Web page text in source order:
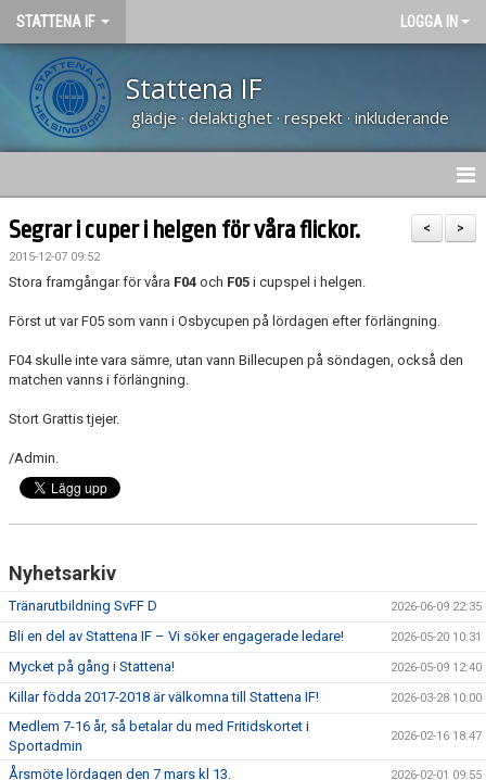
STATTENA IF LOGGA IN
Stattena IF
glädje · delaktighet · respekt · inkluderande
HEM
NYHETER
TRÄNARUTBILDNING SVFF D
OM KLUBBEN
VÅRA LAG
AVGIFTER
FÖRENINGSSHOP
KONTAKT
STATTENA CUP
>
<
Segrar i cuper i helgen för våra flickor.
2015-12-07 09:52
Stora framgångar för våra F04 och F05 i cupspel i helgen.
Först ut var F05 som vann i Osbycupen på lördagen efter förlängning.
F04 skulle inte vara sämre, utan vann Billecupen på söndagen, också den
matchen vanns i förlängning.
Stort Grattis tjejer.
/Admin.
Nyhetsarkiv
Tränarutbildning SvFF D 2026-06-09 22:35
Bli en del av Stattena IF – Vi söker engagerade ledare! 2026-05-20 10:31
Mycket på gång i Stattena! 2026-05-09 12:40
Killar födda 2017-2018 är välkomna till Stattena IF! 2026-03-28 10:00
Medlem 7-16 år, så betalar du med Fritidskortet i
Sportadmin
2026-02-16 18:47
Årsmöte lördagen den 7 mars kl 13. 2026-02-01 09:55